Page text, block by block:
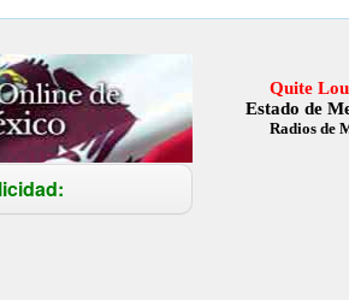
Quite
Estado de
Radios de